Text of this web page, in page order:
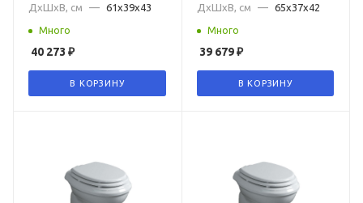
ДxШxВ, см
— 61x39x43
Много
40 273 ₽
В КОРЗИНУ
ДxШxВ, см
— 65x37x42
Много
39 679₽
В КОРЗИНУ